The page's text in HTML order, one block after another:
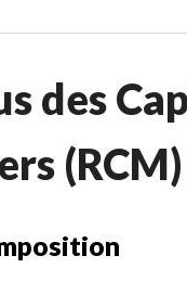
des
(RCM)